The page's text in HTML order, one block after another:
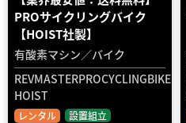
PROサイクリングバイク
【HOIST社製】
有酸素マシン／バイク
REVMASTERPROCYCLINGBIKE
HOIST
レンタル
設置組立